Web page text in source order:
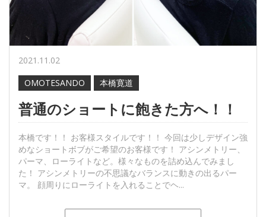
2021.11.02
OMOTESANDO
本橋寛道
普通のショートに飽きた方へ！！
本橋です！！ お客様スタイルです！！ 今回は少しデザイン強
めなショートボブがご希望のお客様です！ アシンメトリー、
パーマ、ローライトなど。様々なものを詰め込んでみまし
た！ アシンメトリーの不思議なバランスに動きの出るパー
マ。 顔周りにローライトを入れることでヘ...